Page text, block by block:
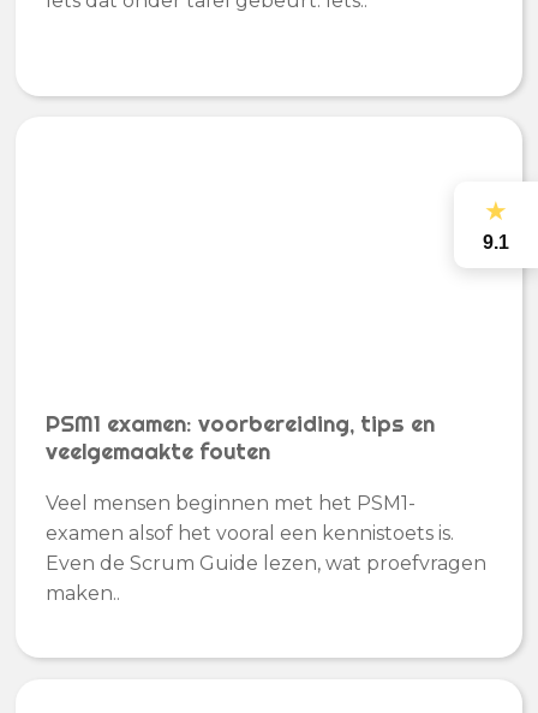
PSM1 examen: voorbereiding, tips en
veelgemaakte fouten
Veel mensen beginnen met het PSM1-
examen alsof het vooral een kennistoets is.
Even de Scrum Guide lezen, wat proefvragen
maken..
★
9.1